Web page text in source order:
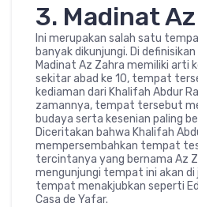
3. Madinat
Ini merupakan salah satu
banyak dikunjungi. Di
Madinat Az Zahra memiliki arti
sekitar abad ke 10, tempat
kediaman dari Khalifah Abdur
zamannya, tempat tersebut
budaya serta kesenian paling
Diceritakan bahwa Khalifah
mempersembahkan tempat
tercintanya yang bernama Az
mengunjungi tempat ini akan
tempat menakjubkan seperti
Casa de Yafar.